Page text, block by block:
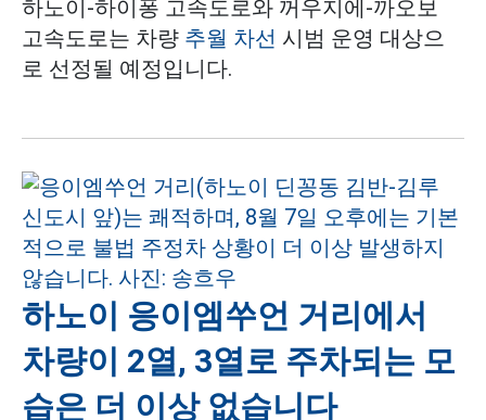
하노이-하이퐁 고속도로와 꺼우지에-까오보
고속도로는 차량 추월 차선 시범 운영 대상으
로 선정될 예정입니다.
하노이 응이엠쑤언 거리에서
차량이 2열, 3열로 주차되는 모
습은 더 이상 없습니다